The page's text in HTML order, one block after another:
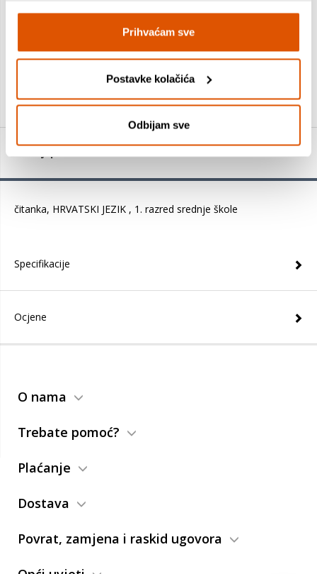
Prihvaćam sve
Postavke kolačića
Odbijam sve
čitanka, HRVATSKI JEZIK , 1. razred srednje škole
Specifikacije
Ocjene
O nama
Trebate pomoć?
Plaćanje
Dostava
Povrat, zamjena i raskid ugovora